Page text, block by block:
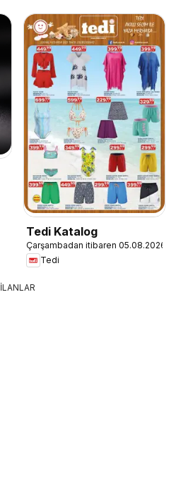
Tedi Katalog
Çarşambadan itibaren 05.08.2026
Tedi
İLANLAR